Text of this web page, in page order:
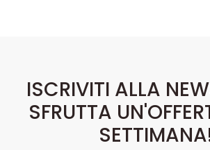
ISCRIVITI ALLA
SFRUTTA